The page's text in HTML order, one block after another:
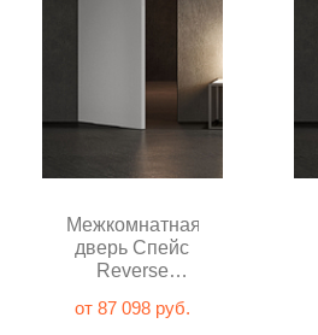
Межкомнатная
дверь Спейс
Reverse
пепельный
от 87 098 руб.